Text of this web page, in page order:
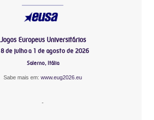
Jogos Europeus Universitários
de julho a 1 de agosto de 2026
Salerno, Itália
Sabe mais em: www.eug2026.eu
-